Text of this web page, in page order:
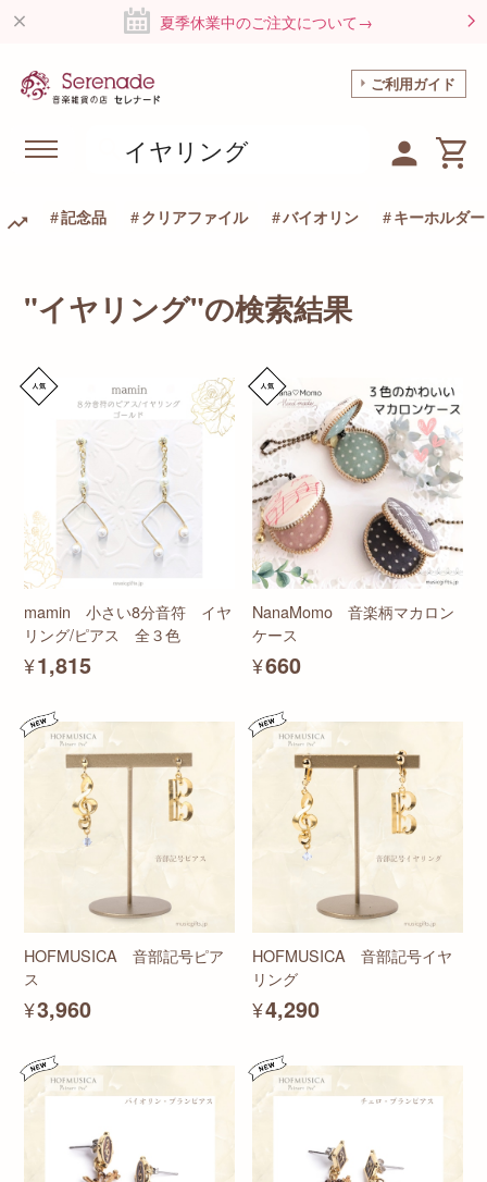
夏季休業中のご注文について→
ご利用ガイド
記念品 クリアファイル バイオリン キーホルダー
"イヤリング"の検索結果
mamin 小さい8分音符 イヤ
リング/ピアス 全３色
¥1,815
NanaMomo 音楽柄マカロン
ケース
¥660
HOFMUSICA 音部記号ピア
ス
¥3,960
HOFMUSICA 音部記号イヤ
リング
¥4,290